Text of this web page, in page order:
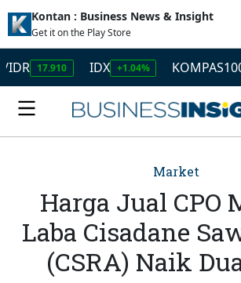
Kontan : Business News & Insight
Get it on the Play Store
17.910 IDX +1.04% KOMPAS100
Market
Harga Jual CPO
Laba Cisadane
(CSRA) Naik